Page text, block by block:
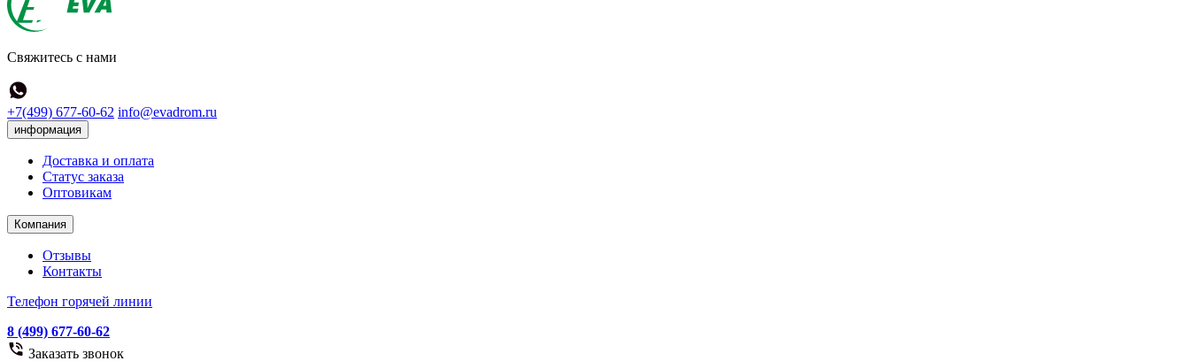
Свяжитесь с нами
+7(499) 677-60-62 info@evadrom.ru
информация
Доставка и оплата
Статус заказа
Оптовикам
Компания
Отзывы
Контакты
Телефон горячей линии
8 (499) 677-60-62
Заказать звонок